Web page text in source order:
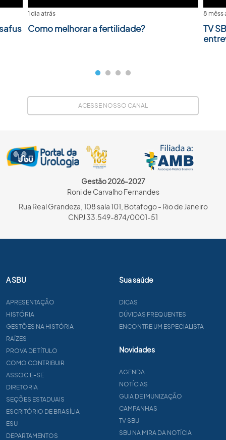
1 dia atrás
Como melhorar a fertilidade?
8 mêss
TV
ACESSE NOSSO CANAL
Gestão 2026-2027
Roni de Carvalho Fernandes
Rua Real Grandeza, 108 sala 101, Botafogo - Rio de Janeiro
CNPJ 33.549-874/0001-51
A SBU
APRESENTAÇÃO
HISTÓRIA
GESTÕES NA HISTÓRIA
RAÍZES
PROVA DE TÍTULO
COMO CONTRIBUIR
ASSOCIE-SE
DIRETORIA
SEÇÕES ESTADUAIS
ESCRITÓRIO DE BRASÍLIA
ESU
DEPARTAMENTOS
Sua saúde
DICAS
DÚVIDAS FREQUENTES
ENCONTRE UM ESPECIALISTA
Novidades
AGENDA
NOTÍCIAS
GUIA DE IMUNIZAÇÃO
CAMPANHAS
TV SBU
SBU NA MIRA DA NOTÍCIA